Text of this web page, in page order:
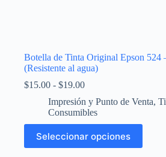
Botella de Tinta Original Epson 524
(Resistente al agua)
$15.00 - $19.00Rango
precios:
desde
$15.00
hasta
$19.00
Impresión y Punto de Venta,
Consumibles
Seleccionar opciones
Este
producto
tiene